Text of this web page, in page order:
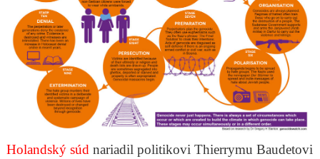
Holandský súd nariadil politikovi Thierrymu Baudetovi